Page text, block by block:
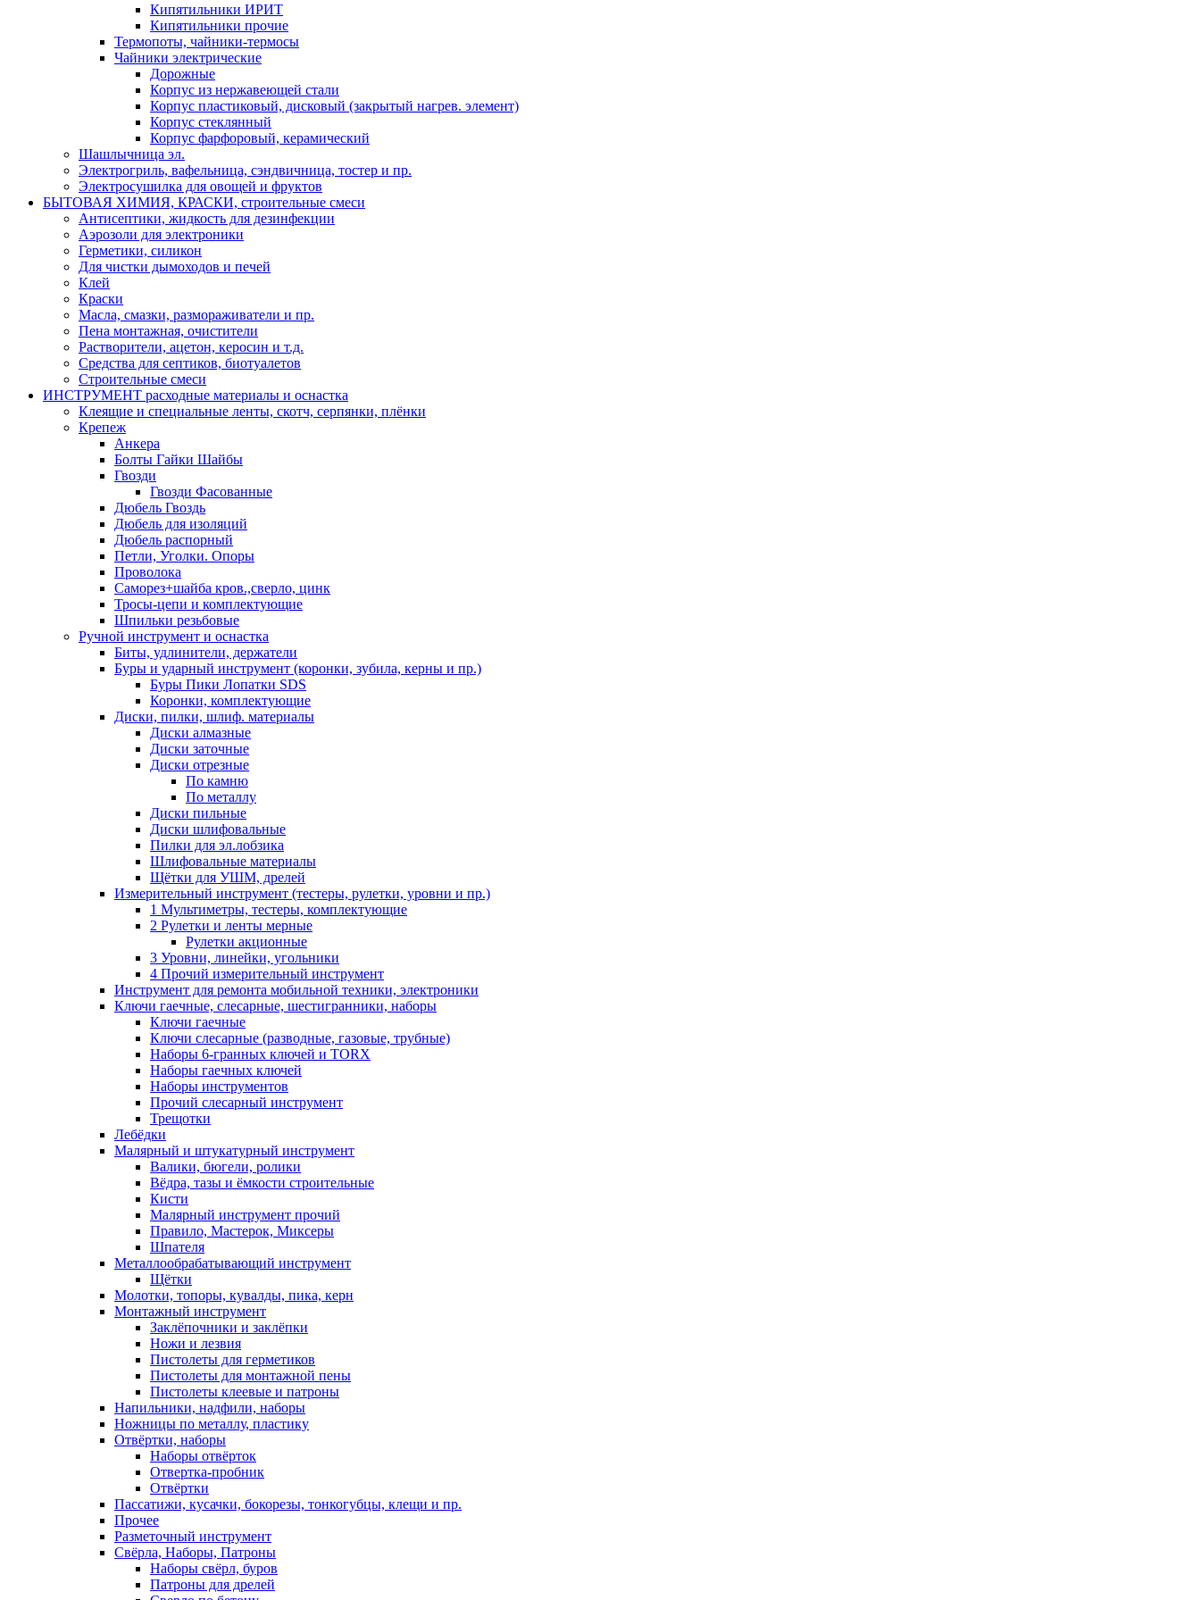
Кипятильники ИРИТ
Кипятильники прочие
Термопоты, чайники-термосы
Чайники электрические
Дорожные
Корпус из нержавеющей стали
Корпус пластиковый, дисковый (закрытый нагрев. элемент)
Корпус стеклянный
Корпус фарфоровый, керамический
Шашлычница эл.
Электрогриль, вафельница, сэндвичница, тостер и пр.
Электросушилка для овощей и фруктов
БЫТОВАЯ ХИМИЯ, КРАСКИ, строительные смеси
Антисептики, жидкость для дезинфекции
Аэрозоли для электроники
Герметики, силикон
Для чистки дымоходов и печей
Клей
Краски
Масла, смазки, размораживатели и пр.
Пена монтажная, очистители
Растворители, ацетон, керосин и т.д.
Средства для септиков, биотуалетов
Строительные смеси
ИНСТРУМЕНТ расходные материалы и оснастка
Клеящие и специальные ленты, скотч, серпянки, плёнки
Крепеж
Анкера
Болты Гайки Шайбы
Гвозди
Гвозди Фасованные
Дюбель Гвоздь
Дюбель для изоляций
Дюбель распорный
Петли, Уголки. Опоры
Проволока
Саморез+шайба кров.,сверло, цинк
Тросы-цепи и комплектующие
Шпильки резьбовые
Ручной инструмент и оснастка
Биты, удлинители, держатели
Буры и ударный инструмент (коронки, зубила, керны и пр.)
Буры Пики Лопатки SDS
Коронки, комплектующие
Диски, пилки, шлиф. материалы
Диски алмазные
Диски заточные
Диски отрезные
По камню
По металлу
Диски пильные
Диски шлифовальные
Пилки для эл.лобзика
Шлифовальные материалы
Щётки для УШМ, дрелей
Измерительный инструмент (тестеры, рулетки, уровни и пр.)
1 Мультиметры, тестеры, комплектующие
2 Рулетки и ленты мерные
Рулетки акционные
3 Уровни, линейки, угольники
4 Прочий измерительный инструмент
Инструмент для ремонта мобильной техники, электроники
Ключи гаечные, слесарные, шестигранники, наборы
Ключи гаечные
Ключи слесарные (разводные, газовые, трубные)
Наборы 6-гранных ключей и TORX
Наборы гаечных ключей
Наборы инструментов
Прочий слесарный инструмент
Трещотки
Лебёдки
Малярный и штукатурный инструмент
Валики, бюгели, ролики
Вёдра, тазы и ёмкости строительные
Кисти
Малярный инструмент прочий
Правило, Мастерок, Миксеры
Шпателя
Металлообрабатывающий инструмент
Щётки
Молотки, топоры, кувалды, пика, керн
Монтажный инструмент
Заклёпочники и заклёпки
Ножи и лезвия
Пистолеты для герметиков
Пистолеты для монтажной пены
Пистолеты клеевые и патроны
Напильники, надфили, наборы
Ножницы по металлу, пластику
Отвёртки, наборы
Наборы отвёрток
Отвертка-пробник
Отвёртки
Пассатижи, кусачки, бокорезы, тонкогубцы, клещи и пр.
Прочее
Разметочный инструмент
Свёрла, Наборы, Патроны
Наборы свёрл, буров
Патроны для дрелей